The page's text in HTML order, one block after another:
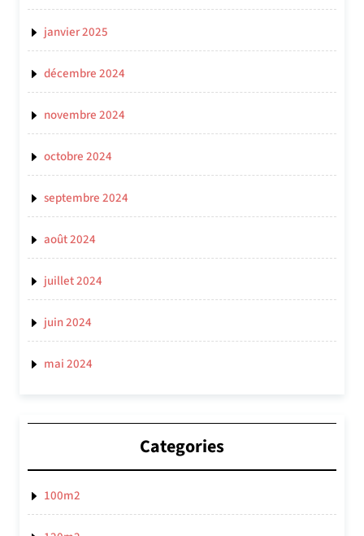
janvier 2025
décembre 2024
novembre 2024
octobre 2024
septembre 2024
août 2024
juillet 2024
juin 2024
mai 2024
Categories
100m2